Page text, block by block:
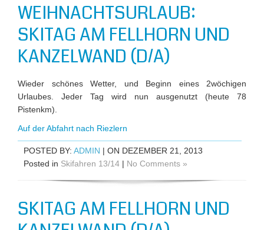
WEIHNACHTSURLAUB:
SKITAG AM FELLHORN UND
KANZELWAND (D/A)
Wieder schönes Wetter, und Beginn eines 2wöchigen
Urlaubes. Jeder Tag wird nun ausgenutzt (heute 78
Pistenkm).
Auf der Abfahrt nach Riezlern
POSTED BY: ADMIN | ON DEZEMBER 21, 2013
Posted in Skifahren 13/14 | No Comments »
SKITAG AM FELLHORN UND